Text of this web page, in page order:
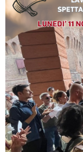
regionale
dei
lavoratori
dello
spettacolo
lunedì
11
novembre
a
Ferrara